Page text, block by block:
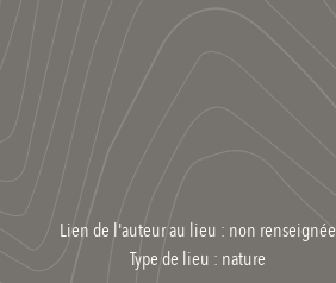
Lien de l'auteur au lieu : non renseignée
Type de lieu : nature